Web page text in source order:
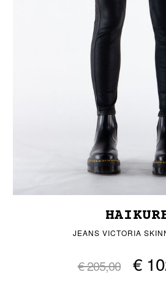
JEANS VICTORIA
€ 205,00 €